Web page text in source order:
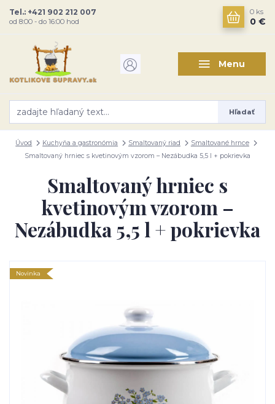
Menu
Hľadať
Tel.: +421 902 212 007
od 8:00 - do 16:00 hod
0 ks
0 €
Úvod Kuchyňa a gastronómia Smaltovaný riad
Smaltované hrnce
Smaltovaný hrniec s kvetinovým vzorom – Nezábudka 5,5 l + pokrievka
Smaltovaný hrniec s
kvetinovým vzorom –
Nezábudka 5,5 l + pokrievka
Novinka